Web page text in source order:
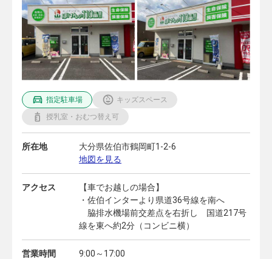
指定駐車場
キッズスペース
授乳室・おむつ替え可
所在地
大分県佐伯市鶴岡町1-2-6
地図を見る
アクセス
【車でお越しの場合】
・佐伯インターより県道36号線を南へ
脇排水機場前交差点を右折し 国道217号
線を東へ約2分（コンビニ横）
営業時間 9:00～17:00